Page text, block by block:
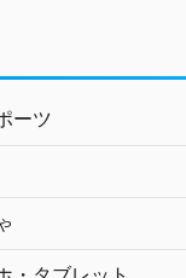
ーツ